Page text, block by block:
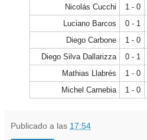
Nicolás Cucchi
1 - 0
Luciano Barcos
0 - 1
Diego Carbone
1 - 0
Diego Silva Dallarizza
0 - 1
Mathias Llabrés
1 - 0
Michel Carnebia
1 - 0
Publicado a las 17:54